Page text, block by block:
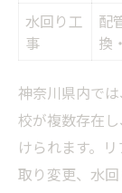
水回り工
事
配
換
神奈川県内で
校が複数存在
けられます。
取り変更、水